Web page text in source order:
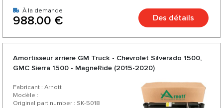
À la demande
988.00 € Des détails
Amortisseur arriere GM Truck - Chevrolet Silverado 1500,
GMC Sierra 1500 - MagneRide (2015-2020)
Fabricant : Arnott
Modèle :
Original part number : SK-5018